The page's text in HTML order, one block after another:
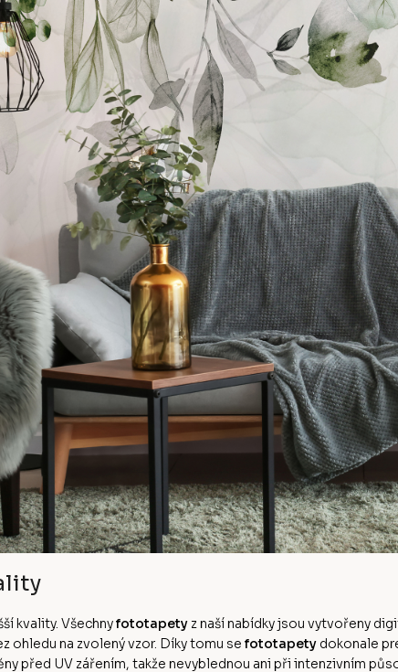
kvality. Všechnyfototapety z naší nabídky jsou vytvořeny
ohledu na zvolený vzor. Díky tomu se fototapety dokonale
před UV zářením, takže nevyblednou ani při intenzivním